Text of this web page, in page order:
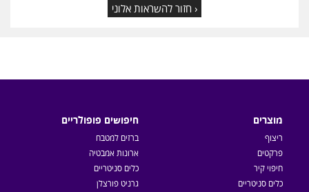
‹ חזור להשראות אלוני
מוצרים
ריצוף
פרקטים
חיפוי קיר
כלים סניטריים
חיפושים פופולריים
ברזים למטבח
ארונות אמבטיה
כלים סניטריים
גרניט פורצלן